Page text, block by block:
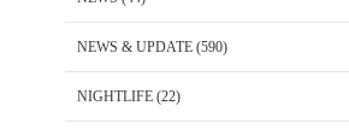
NEWS & UPDATE (590)
NIGHTLIFE (22)